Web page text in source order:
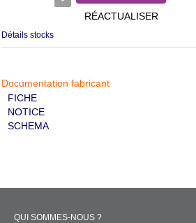
RÉACTUALISER
Détails stocks
Documentation fabricant
FICHE
NOTICE
SCHEMA
QUI SOMMES-NOUS ?